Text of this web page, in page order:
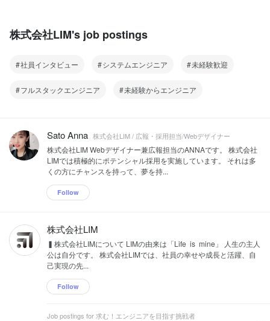
株式会社LIM's job postings
社員インタビュー システムエンジニア 未経験歓迎
フルスタックエンジニア 未経験からエンジニア
Sato Anna 株式会社LIM / 広報・採用担当/Webデザイナー
株式会社LIM Webデザイナー兼広報担当のANNAです。 株式会社
LIMでは積極的にポテンシャル採用を実施しています。 それは多
くの方にチャンスを持って、夢を持...
Follow
株式会社LIM
▍株式会社LIMについて LIMの由来は「Life is mine」 人生の主人
公は自分です。 株式会社LIMでは、社員の幸せや成長と活躍、自
己実現の先...
Follow
Job postings for 求む！エンジニアを目指す挑戦者